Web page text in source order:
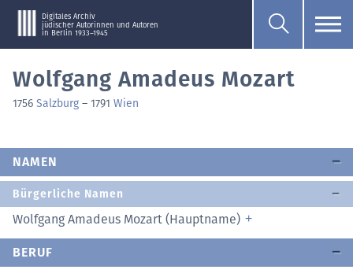
Digitales Archiv
jüdischer Autorinnen und Autoren
in Berlin 1933–1945
Wolfgang Amadeus Mozart
1756 Salzburg – 1791 Wien
NAMEN
Bürgerliche Namen
Wolfgang Amadeus Mozart (Hauptname)
BERUF